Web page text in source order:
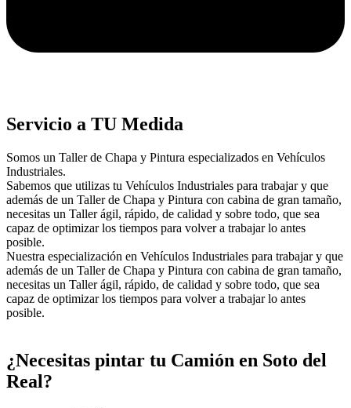
Servicio a TU Medida
Somos un Taller de Chapa y Pintura especializados en Vehículos
Industriales.
Sabemos que utilizas tu Vehículos Industriales para trabajar y que
además de un Taller de Chapa y Pintura con cabina de gran tamaño,
necesitas un Taller ágil, rápido, de calidad y sobre todo, que sea
capaz de optimizar los tiempos para volver a trabajar lo antes
posible.
Nuestra especialización en Vehículos Industriales para trabajar y que
además de un Taller de Chapa y Pintura con cabina de gran tamaño,
necesitas un Taller ágil, rápido, de calidad y sobre todo, que sea
capaz de optimizar los tiempos para volver a trabajar lo antes
posible.
¿Necesitas pintar tu Camión en Soto del
Real?